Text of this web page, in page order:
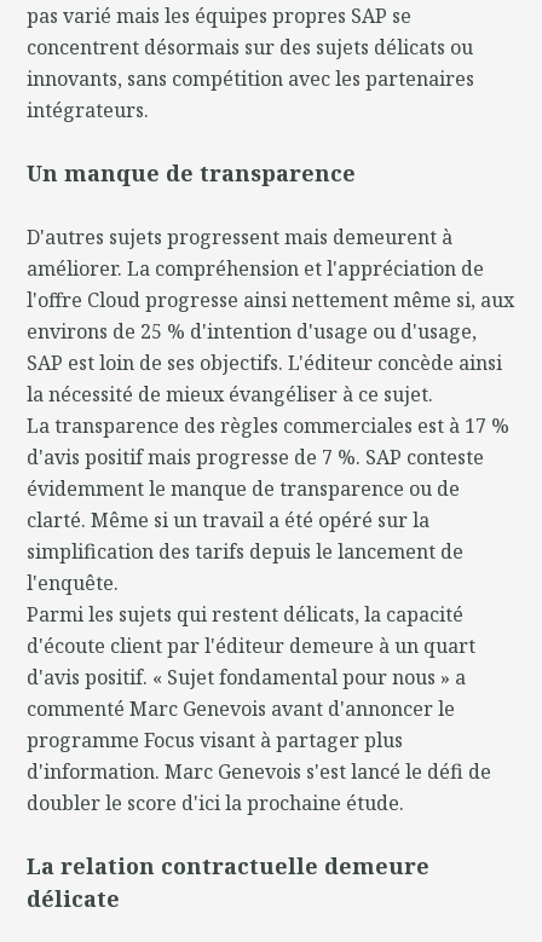
pas varié mais les équipes propres SAP se
concentrent désormais sur des sujets délicats ou
innovants, sans compétition avec les partenaires
intégrateurs.
Un manque de transparence
D'autres sujets progressent mais demeurent à
améliorer. La compréhension et l'appréciation de
l'offre Cloud progresse ainsi nettement même si, aux
environs de 25 % d'intention d'usage ou d'usage,
SAP est loin de ses objectifs. L'éditeur concède ainsi
la nécessité de mieux évangéliser à ce sujet.
La transparence des règles commerciales est à 17 %
d'avis positif mais progresse de 7 %. SAP conteste
évidemment le manque de transparence ou de
clarté. Même si un travail a été opéré sur la
simplification des tarifs depuis le lancement de
l'enquête.
Parmi les sujets qui restent délicats, la capacité
d'écoute client par l'éditeur demeure à un quart
d'avis positif. « Sujet fondamental pour nous » a
commenté Marc Genevois avant d'annoncer le
programme Focus visant à partager plus
d'information. Marc Genevois s'est lancé le défi de
doubler le score d'ici la prochaine étude.
La relation contractuelle demeure
délicate